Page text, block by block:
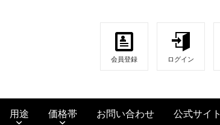
会員登録 ログイン
用途 価格帯 お問い合わせ 公式サイト